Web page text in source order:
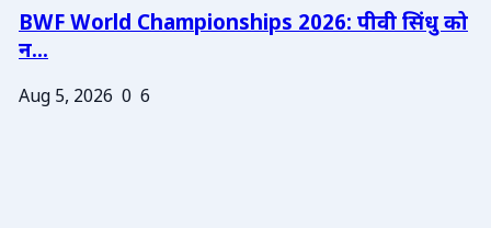
BWF World Championships 2026: पीवी सिंधु को
न...
Aug 5, 2026 0 6